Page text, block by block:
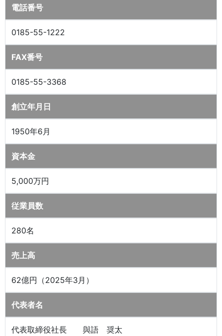
電話番号
0185-55-1222
FAX番号
0185-55-3368
創立年月日
1950年6月
資本金
5,000万円
従業員数
280名
売上高
62億円（2025年3月）
代表者名
代表取締役社長 與語 奨太